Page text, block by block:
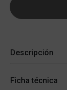
Descripción
Ficha técnica